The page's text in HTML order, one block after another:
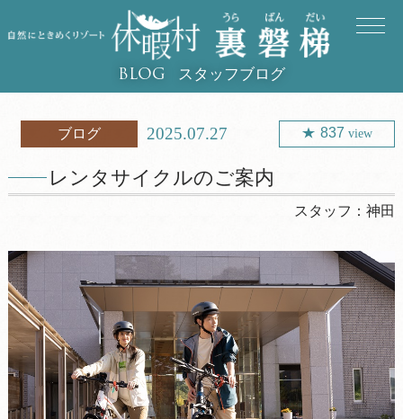
BLOG スタッフブログ
ブログ 2025.07.27 837 view
レンタサイクルのご案内
スタッフ：神田